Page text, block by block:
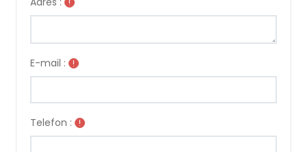
!
E-mail : !
Telefon : !